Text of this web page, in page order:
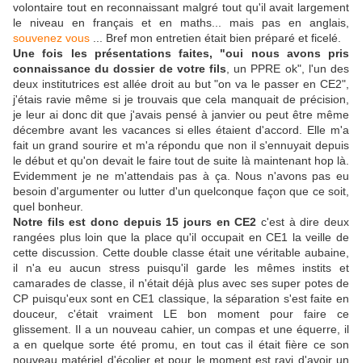
volontaire tout en reconnaissant malgré tout qu'il avait largement
le niveau en français et en maths... mais pas en anglais,
souvenez vous ... Bref mon entretien était bien préparé et ficelé.
Une fois les présentations faites, "oui nous avons pris
connaissance du dossier de votre fils , un PPRE ok", l'un des
deux institutrices est allée droit au but "on va le passer en CE2",
j'étais ravie même si je trouvais que cela manquait de précision,
je leur ai donc dit que j'avais pensé à janvier ou peut être même
décembre avant les vacances si elles étaient d'accord. Elle m'a
fait un grand sourire et m'a répondu que non il s'ennuyait depuis
le début et qu'on devait le faire tout de suite là maintenant hop là.
Evidemment je ne m'attendais pas à ça. Nous n'avons pas eu
besoin d'argumenter ou lutter d'un quelconque façon que ce soit,
quel bonheur.
Notre fils est donc depuis 15 jours en CE2 c'est à dire deux
rangées plus loin que la place qu'il occupait en CE1 la veille de
cette discussion. Cette double classe était une véritable aubaine,
il n'a eu aucun stress puisqu'il garde les mêmes instits et
camarades de classe, il n'était déjà plus avec ses super potes de
CP puisqu'eux sont en CE1 classique, la séparation s'est faite en
douceur, c'était vraiment LE bon moment pour faire ce
glissement. Il a un nouveau cahier, un compas et une équerre, il
a en quelque sorte été promu, en tout cas il était fière ce son
nouveau matériel d'écolier et pour le moment est ravi d'avoir un